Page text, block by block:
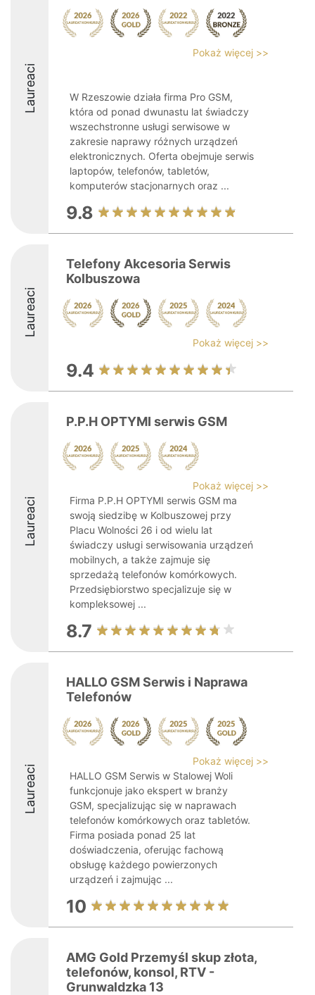
Laureaci
Pokaż więcej >>
W Rzeszowie działa firma Pro GSM,
która od ponad dwunastu lat świadczy
wszechstronne usługi serwisowe w
zakresie naprawy różnych urządzeń
elektronicznych. Oferta obejmuje serwis
laptopów, telefonów, tabletów,
komputerów stacjonarnych oraz ...
9.8
Laureaci
Telefony Akcesoria Serwis
Kolbuszowa
Pokaż więcej >>
9.4
Laureaci
P.P.H OPTYMI serwis GSM
Pokaż więcej >>
Firma P.P.H OPTYMI serwis GSM ma
swoją siedzibę w Kolbuszowej przy
Placu Wolności 26 i od wielu lat
świadczy usługi serwisowania urządzeń
mobilnych, a także zajmuje się
sprzedażą telefonów komórkowych.
Przedsiębiorstwo specjalizuje się w
kompleksowej ...
8.7
Laureaci
HALLO GSM Serwis i Naprawa
Telefonów
Pokaż więcej >>
HALLO GSM Serwis w Stalowej Woli
funkcjonuje jako ekspert w branży
GSM, specjalizując się w naprawach
telefonów komórkowych oraz tabletów.
Firma posiada ponad 25 lat
doświadczenia, oferując fachową
obsługę każdego powierzonych
urządzeń i zajmując ...
10
AMG Gold Przemyśl skup złota,
telefonów, konsol, RTV -
Grunwaldzka 13